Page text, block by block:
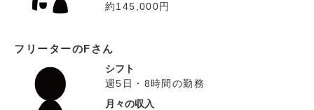
約145,000円
フリーターのFさん
シフト
週5日・8時間の勤務
月々の収入